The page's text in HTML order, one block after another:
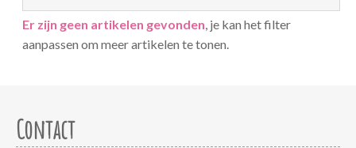
Er zijn geen artikelen gevonden, je kan het filter
aanpassen om meer artikelen te tonen.
Contact